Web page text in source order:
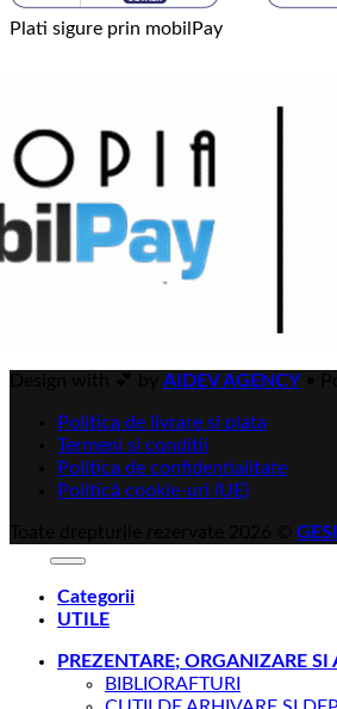
Plati sigure prin mobilPay
AIDEV AGENCY
Politica de livrare si plata
Termeni si conditii
Politica de confidentialitate
Politică cookie-uri (UE)
Categorii
UTILE
PREZENTARE; ORGANIZARE SI
BIBLIORAFTURI